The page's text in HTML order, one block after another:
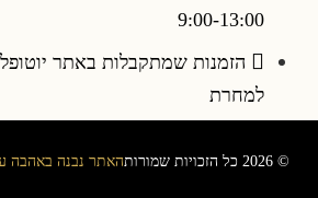
שמתקבלות באתר יוטופלו ביום העסקים
האתר נבנה באהבה על ידי couple-marketing